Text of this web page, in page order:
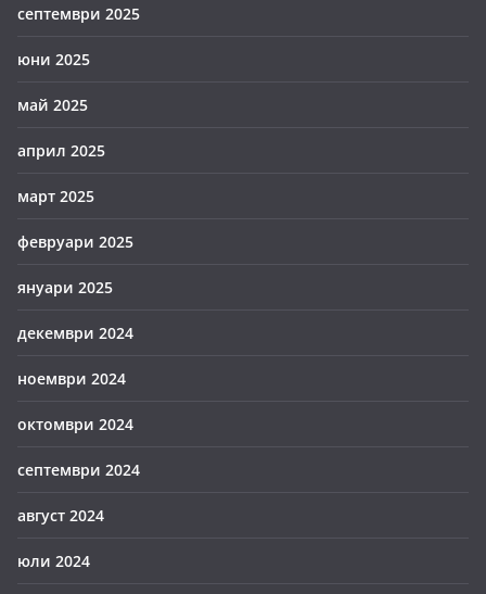
септември 2025
юни 2025
май 2025
април 2025
март 2025
февруари 2025
януари 2025
декември 2024
ноември 2024
октомври 2024
септември 2024
август 2024
юли 2024